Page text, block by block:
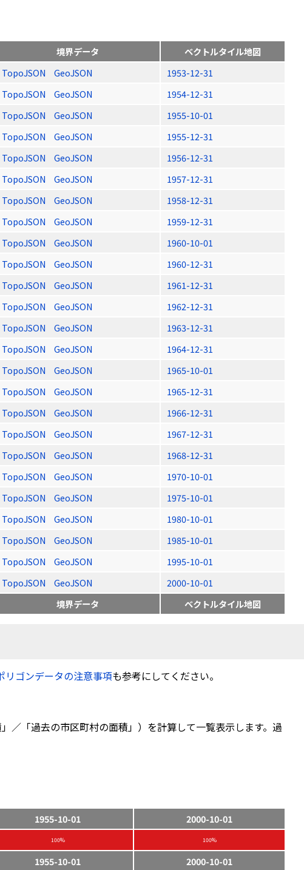
境界データ
ベクトルタイル地図
TopoJSON GeoJSON
1953-12-31
TopoJSON GeoJSON
1954-12-31
TopoJSON GeoJSON
1955-10-01
TopoJSON GeoJSON
1955-12-31
TopoJSON GeoJSON
1956-12-31
TopoJSON GeoJSON
1957-12-31
TopoJSON GeoJSON
1958-12-31
TopoJSON GeoJSON
1959-12-31
TopoJSON GeoJSON
1960-10-01
TopoJSON GeoJSON
1960-12-31
TopoJSON GeoJSON
1961-12-31
TopoJSON GeoJSON
1962-12-31
TopoJSON GeoJSON
1963-12-31
TopoJSON GeoJSON
1964-12-31
TopoJSON GeoJSON
1965-10-01
TopoJSON GeoJSON
1965-12-31
TopoJSON GeoJSON
1966-12-31
TopoJSON GeoJSON
1967-12-31
TopoJSON GeoJSON
1968-12-31
TopoJSON GeoJSON
1970-10-01
TopoJSON GeoJSON
1975-10-01
TopoJSON GeoJSON
1980-10-01
TopoJSON GeoJSON
1985-10-01
TopoJSON GeoJSON
1995-10-01
TopoJSON GeoJSON
2000-10-01
境界データ ベクトルタイル地図
リゴンデータの注意事項も参考にしてください。
／「過去の市区町村の面積」）を計算して一覧表示します。過
1955-10-01
2000-10-01
100% 100%
1955-10-01 2000-10-01